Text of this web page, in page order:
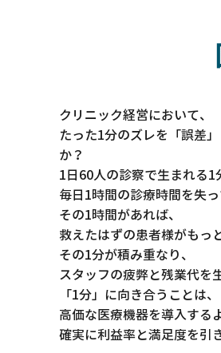
クリニック経営において、
たった1分のズレを「誤差
か？
1日60人の診察で生まれる1
毎日1時間の診療時間を失
その1時間があれば、
救えたはずの患者様がもっ
その1分が積み重なり、
スタッフの疲弊と残業代を
「1分」に向き合うことは、
高価な医療機器を導入する
確実に利益率と満足度を引